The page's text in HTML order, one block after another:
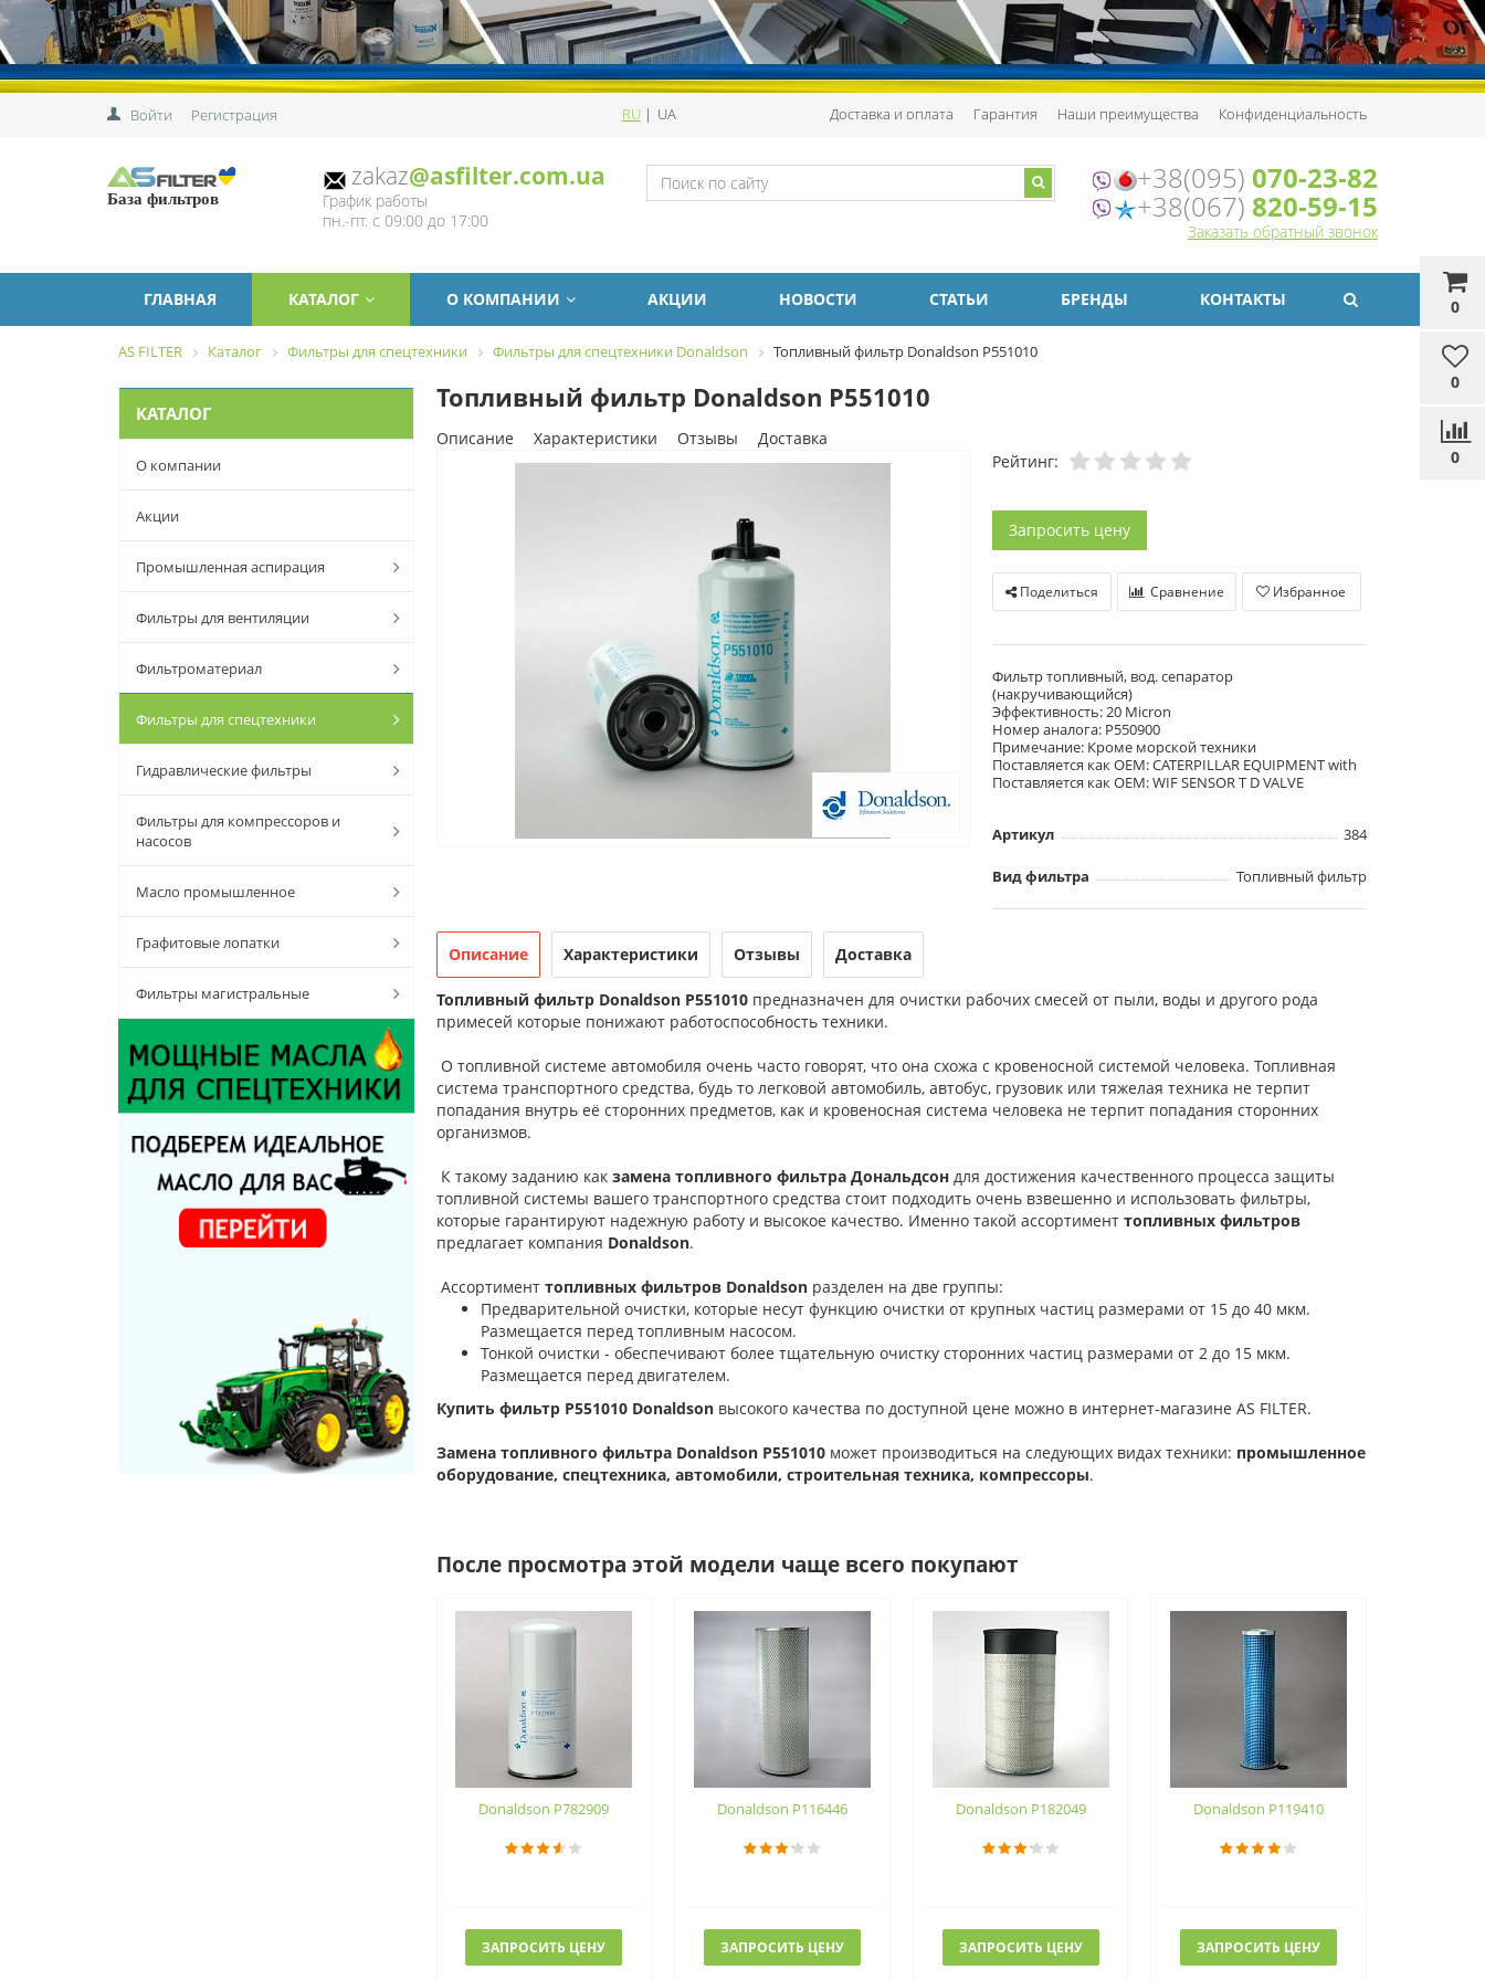
Войти Регистрация RU| UA Доставка и оплата Гарантия Наши преимущества Конфиденциальность
0
0
0
База фильтров
zakaz@asfilter.com.ua
График работы
пн.-пт. с 09:00 до 17:00
+38(095) 070-23-82
+38(067) 820-59-15
Заказать обратный звонок
ГЛАВНАЯ КАТАЛОГ О КОМПАНИИ АКЦИИ НОВОСТИ СТАТЬИ БРЕНДЫ КОНТАКТЫ
AS FILTER Каталог Фильтры для спецтехники Фильтры для спецтехники Donaldson Топливный фильтр Donaldson P551010
КАТАЛОГ
О компании
Акции
Промышленная аспирация
Фильтры для вентиляции
Фильтроматериал
Фильтры для спецтехники
Гидравлические фильтры
Фильтры для компрессоров и
насосов
Масло промышленное
Графитовые лопатки
Фильтры магистральные
Топливный фильтр Donaldson P551010
Описание Характеристики Отзывы
Доставка
Рейтинг:
Запросить цену
Поделиться Сравнение Избранное
Фильтр топливный, вод. сепаратор
(накручивающийся)
Эффективность: 20 Micron
Номер аналога: P550900
Примечание: Кроме морской техники
Поставляется как OEM: CATERPILLAR EQUIPMENT with
Поставляется как OEM: WIF SENSOR T D VALVE
Артикул 384
Вид фильтра Топливный фильтр
Описание Характеристики Отзывы Доставка
Топливный фильтр Donaldson P551010предназначен для очистки рабочих смесей от пыли, воды и другого рода
примесей которые понижают работоспособность техники.
О топливной системе автомобиля очень часто говорят, что она схожа с кровеносной системой человека. Топливная
система транспортного средства, будь то легковой автомобиль, автобус, грузовик или тяжелая техника не терпит
попадания внутрь её сторонних предметов, как и кровеносная система человека не терпит попадания сторонних
организмов.
К такому заданию как замена топливного фильтра Дональдсондля достижения качественного процесса защиты
топливной системы вашего транспортного средства стоит подходить очень взвешенно и использовать фильтры,
которые гарантируют надежную работу и высокое качество. Именно такой ассортимент топливных фильтров
предлагает компания Donaldson.
Ассортимент топливных фильтров Donaldsonразделен на две группы:
Предварительной очистки, которые несут функцию очистки от крупных частиц размерами от 15 до 40 мкм.
Размещается перед топливным насосом.
Тонкой очистки - обеспечивают более тщательную очистку сторонних частиц размерами от 2 до 15 мкм.
Размещается перед двигателем.
Купить фильтр P551010 Donaldsonвысокого качества по доступной цене можно в интернет-магазине AS FILTER.
Замена топливного фильтра Donaldson P551010может производиться на следующих видах техники: промышленное
оборудование, спецтехника, автомобили, строительная техника, компрессоры.
После просмотра этой модели чаще всего покупают
Donaldson P782909
ЗАПРОСИТЬ ЦЕНУ
Donaldson P116446
ЗАПРОСИТЬ ЦЕНУ
Donaldson P182049
ЗАПРОСИТЬ ЦЕНУ
Donaldson P119410
ЗАПРОСИТЬ ЦЕНУ